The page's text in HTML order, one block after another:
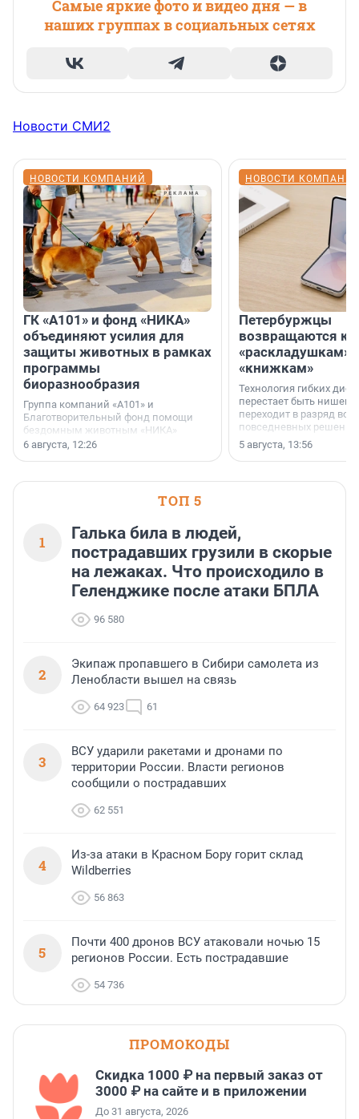
Самые яркие фото и видео дня — в
наших группах в социальных сетях
Новости СМИ2
НОВОСТИ КОМПАНИЙ
ГК «А101» и фонд «НИКА»
объединяют усилия для
защиты животных в рамках
программы
биоразнообразия
Группа компаний «А101» и
Благотворительный фонд помощи
бездомным животным «НИКА»
заключили соглашение о
6 августа, 12:26
НОВОСТИ
Петербуржцы
возвращаются к
«раскладушкам»
«книжкам»
Технология гибких
перестает быть
переходит в разряд
повседневных
5 августа, 13:56
ТОП 5
1
Галька била в людей,
пострадавших грузили в скорые
на лежаках. Что происходило в
Геленджике после атаки БПЛА
96 580
2
Экипаж пропавшего в Сибири самолета из
Ленобласти вышел на связь
64 923 61
3
ВСУ ударили ракетами и дронами по
территории России. Власти регионов
сообщили о пострадавших
62 551
4
Из-за атаки в Красном Бору горит склад
Wildberries
56 863
5
Почти 400 дронов ВСУ атаковали ночью 15
регионов России. Есть пострадавшие
54 736
ПРОМОКОДЫ
Скидка 1000 ₽ на первый заказ от
3000 ₽ на сайте и в приложении
До 31 августа, 2026